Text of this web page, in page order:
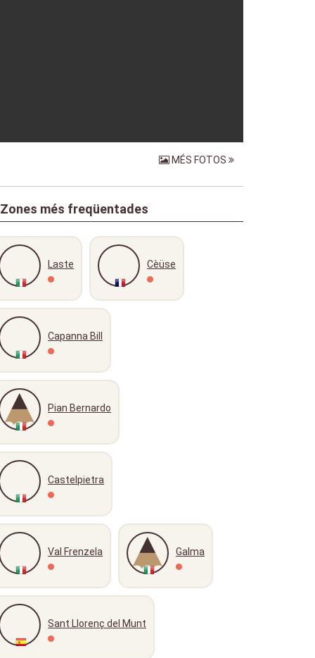
MÉS FOTOS
més freqüentades
Laste Cèüse
Capanna Bill
Pian Bernardo
Castelpietra
Val Frenzela Galma
Sant Llorenç del Munt